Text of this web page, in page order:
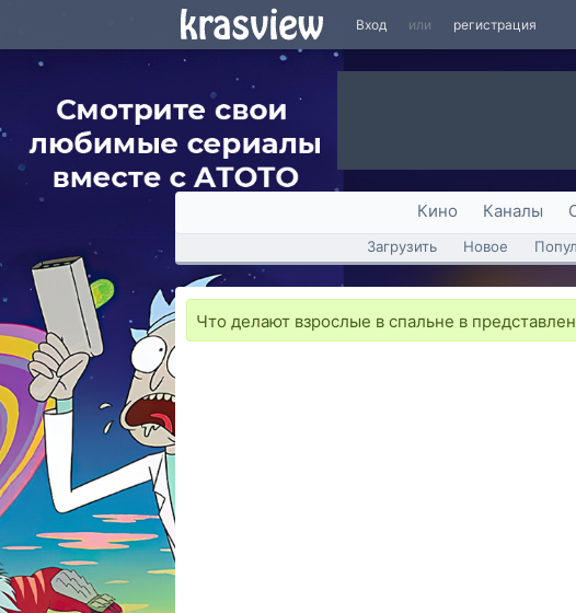
Вход или регистрация
Кино Каналы
Загрузить Новое
Что делают взрослые в спальне в